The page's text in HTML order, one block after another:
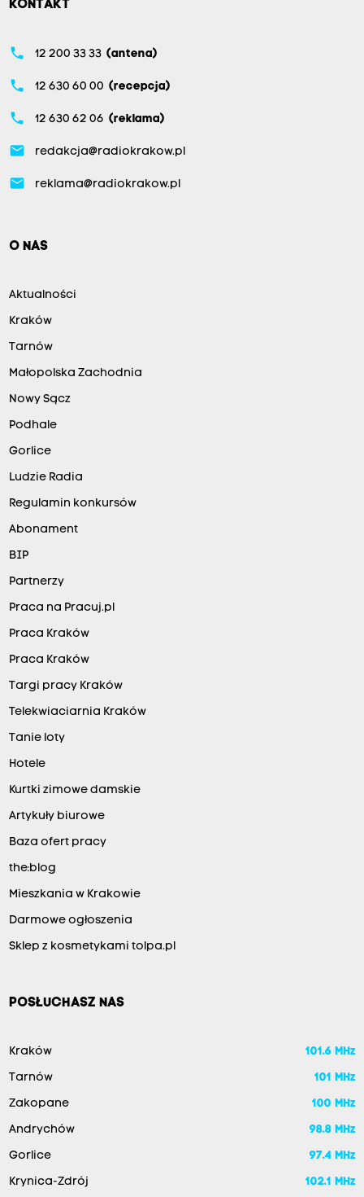
KONTAKT
phone 12 200 33 33 (antena)
phone 12 630 60 00 (recepcja)
phone 12 630 62 06 (reklama)
email redakcja@radiokrakow.pl
email reklama@radiokrakow.pl
O NAS
Aktualności
Kraków
Tarnów
Małopolska Zachodnia
Nowy Sącz
Podhale
Gorlice
Ludzie Radia
Regulamin konkursów
Abonament
BIP
Partnerzy
Praca na Pracuj.pl
Praca Kraków
Praca Kraków
Targi pracy Kraków
Telekwiaciarnia Kraków
Tanie loty
Hotele
Kurtki zimowe damskie
Artykuły biurowe
Baza ofert pracy
the:blog
Mieszkania w Krakowie
Darmowe ogłoszenia
Sklep z kosmetykami tolpa.pl
POSŁUCHASZ NAS
Kraków 101.6 MHz
Tarnów 101 MHz
Zakopane 100 MHz
Andrychów 98.8 MHz
Gorlice 97.4 MHz
Krynica-Zdrój 102.1 MHz